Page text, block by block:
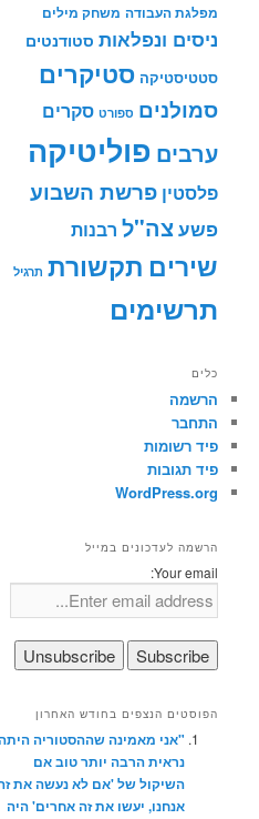
מפלגת העבודה משחק מילים
ניסים ונפלאות סטודנטים
סטטיסטיקה סטיקרים
סמולנים ספורט סקרים
ערבים פוליטיקה
פלסטין פרשת השבוע
פשעצה"ל רבנות
שירים תקשורת תרגיל
תרשימים
כלים
הרשמה
התחבר
פיד רשומות
פיד תגובות
WordPress.org
הרשמה לעדכונים במייל
Your email:
הפוסטים הנצפים בחודש האחרון
"אני מאמינה שההסטוריה
נראית הרבה יותר טוב אם
השיקול של 'אם לא נעשה את
אנחנו, יעשו את זה אחרים' היה